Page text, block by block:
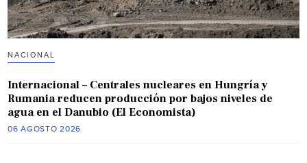
NACIONAL
Internacional – Centrales nucleares en Hungría y
Rumania reducen producción por bajos niveles de
agua en el Danubio (El Economista)
06 AGOSTO 2026